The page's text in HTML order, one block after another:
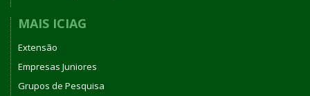
MAIS ICIAG
Extensão
Empresas Juniores
Grupos de Pesquisa